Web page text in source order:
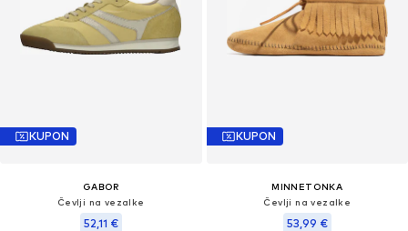
KUPON
GABOR
Čevlji na vezalke
52,11 €
KUPON
MINNETONKA
Čevlji na vezalke
53,99 €